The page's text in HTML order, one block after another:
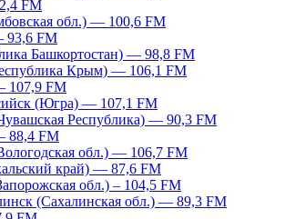
FM
обл.) — 100,6 FM
93,6 FM
Башкортостан) — 98,8 FM
Крым) — 106,1 FM
107,9 FM
(Югра) — 107,1 FM
Республика) — 90,3 FM
88,4 FM
обл.) — 106,7 FM
край) — 87,6 FM
обл.) – 104,5 FM
(Сахалинская обл.) — 89,3 FM